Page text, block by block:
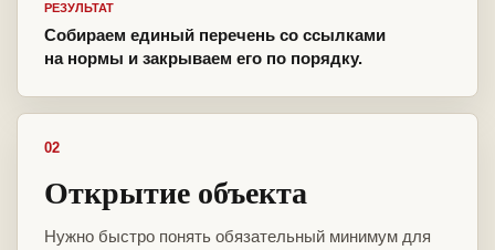
РЕЗУЛЬТАТ
Собираем единый перечень со ссылками
на нормы и закрываем его по порядку.
02
Открытие объекта
Нужно быстро понять обязательный минимум для